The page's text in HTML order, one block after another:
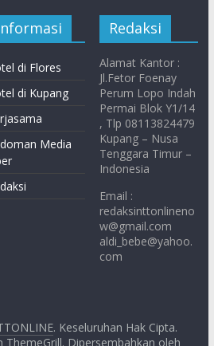
di Flores
di Kupang
Media
Redaksi
Alamat Kantor :
Jl.Fetor Foenay
Perum Lopo Indah
Permai Blok Y1/14
, Tlp 08113824479
Kupang – Nusa
Tenggara Timur –
Indonesia
Email :
redaksinttonlineno
w@gmail.com
aldi_bebe@yahoo.
com
. Keseluruhan Hak Cipta.
ThemeGrill. Dipersembahkan oleh